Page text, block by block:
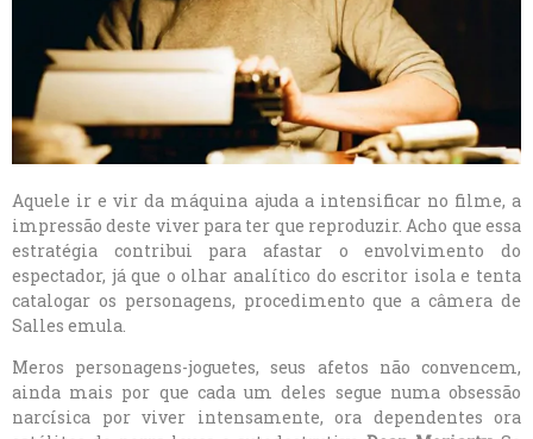
Aquele ir e vir da máquina ajuda a intensificar no filme, a
impressão deste viver para ter que reproduzir. Acho que essa
estratégia contribui para afastar o envolvimento do
espectador, já que o olhar analítico do escritor isola e tenta
catalogar os personagens, procedimento que a câmera de
Salles emula.
Meros personagens-joguetes, seus afetos não convencem,
ainda mais por que cada um deles segue numa obsessão
narcísica por viver intensamente, ora dependentes ora